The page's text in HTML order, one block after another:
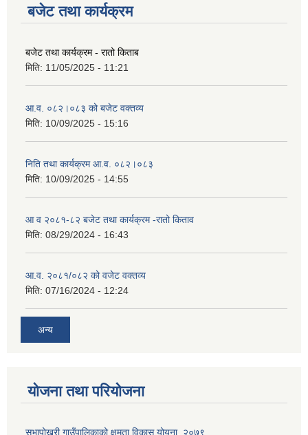
बजेट तथा कार्यक्रम
बजेट तथा कार्यक्रम - रातो किताब
मिति: 11/05/2025 - 11:21
आ.व. ०८२।०८३ को बजेट वक्तव्य
मिति: 10/09/2025 - 15:16
निति तथा कार्यक्रम आ.व. ०८२।०८३
मिति: 10/09/2025 - 14:55
आ व २०८१-८२ बजेट तथा कार्यक्रम -रातो किताव
मिति: 08/29/2024 - 16:43
आ.व. २०८१/०८२ को वजेट वक्तव्य
मिति: 07/16/2024 - 12:24
अन्य
योजना तथा परियोजना
सभापोखरी गाउँपालिकाको क्षमता विकास योयना, २०७९